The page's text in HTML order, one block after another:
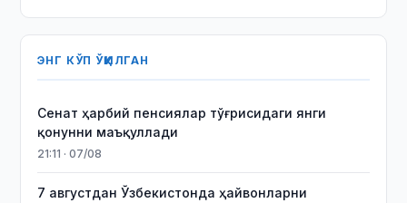
ЭНГ КЎП ЎҚИЛГАН
Сенат ҳарбий пенсиялар тўғрисидаги янги
қонунни маъқуллади
21:11 · 07/08
7 августдан Ўзбекистонда ҳайвонларни